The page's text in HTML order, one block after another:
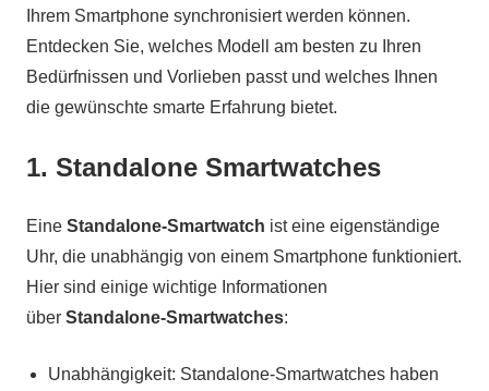
Ihrem Smartphone synchronisiert werden können.
Entdecken Sie, welches Modell am besten zu Ihren
Bedürfnissen und Vorlieben passt und welches Ihnen
die gewünschte smarte Erfahrung bietet.
1. Standalone Smartwatches
Eine Standalone-Smartwatch ist eine eigenständige
Uhr, die unabhängig von einem Smartphone funktioniert.
Hier sind einige wichtige Informationen
über Standalone-Smartwatches:
Unabhängigkeit: Standalone-Smartwatches haben